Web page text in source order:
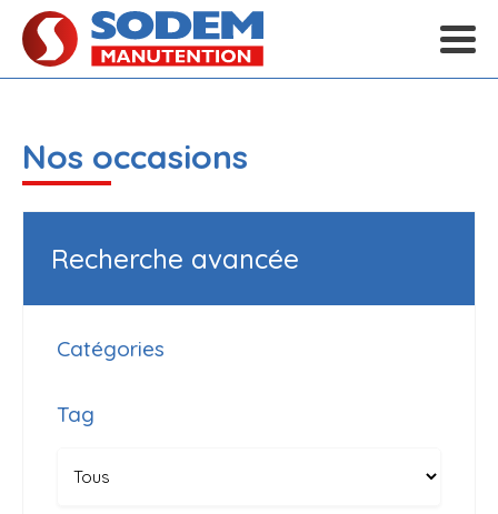
Nos occasions
Recherche avancée
Catégories
Tag